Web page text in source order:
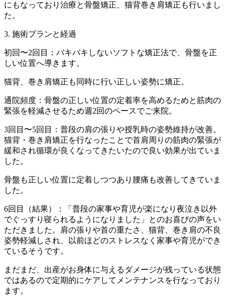
にもなっており治療と骨盤矯正、猫背巻き肩矯正も行いまし
た。
3. 施術プランと経過
初回〜2回目：バキバキしないソフトな矯正法で、骨盤を正
しい位置へ導きます。
猫背、巻き肩矯正も同時に行い正しい姿勢に矯正。
通院頻度：骨盤の正しい位置の定着率を高めるためと筋肉の
緊張を軽減させるため週2回のペースでご来院。
3回目〜5回目：普段の肩の張りや授乳時の姿勢維持が改善。
猫背・巻き肩矯正を行なったことで首肩周りの筋肉の緊張が
緩和され循環が良くなってきたいたので良い効果が出ていま
した。
骨盤も正しい位置に定着しつつあり腰痛も改善してきていま
した。
6回目（結果）：「普段の家事や育児が楽になり夜泣き以外
でぐっすり寝られるようになりました」とのお喜びの声をい
ただきました。肩の張りや首の重たさ、猫背、巻き肩の不良
姿勢軽減しされ、以前ほどのストレスなく家事や育児ができ
ているそうです。
まだまだ、出産がお身体に与えるダメージが残っている状態
ではあるので定期的にケアしてメンテナンスを行なっており
ます。